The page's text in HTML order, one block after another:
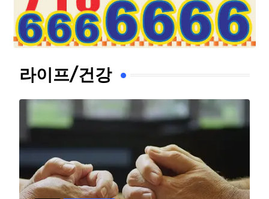
라이프/건강